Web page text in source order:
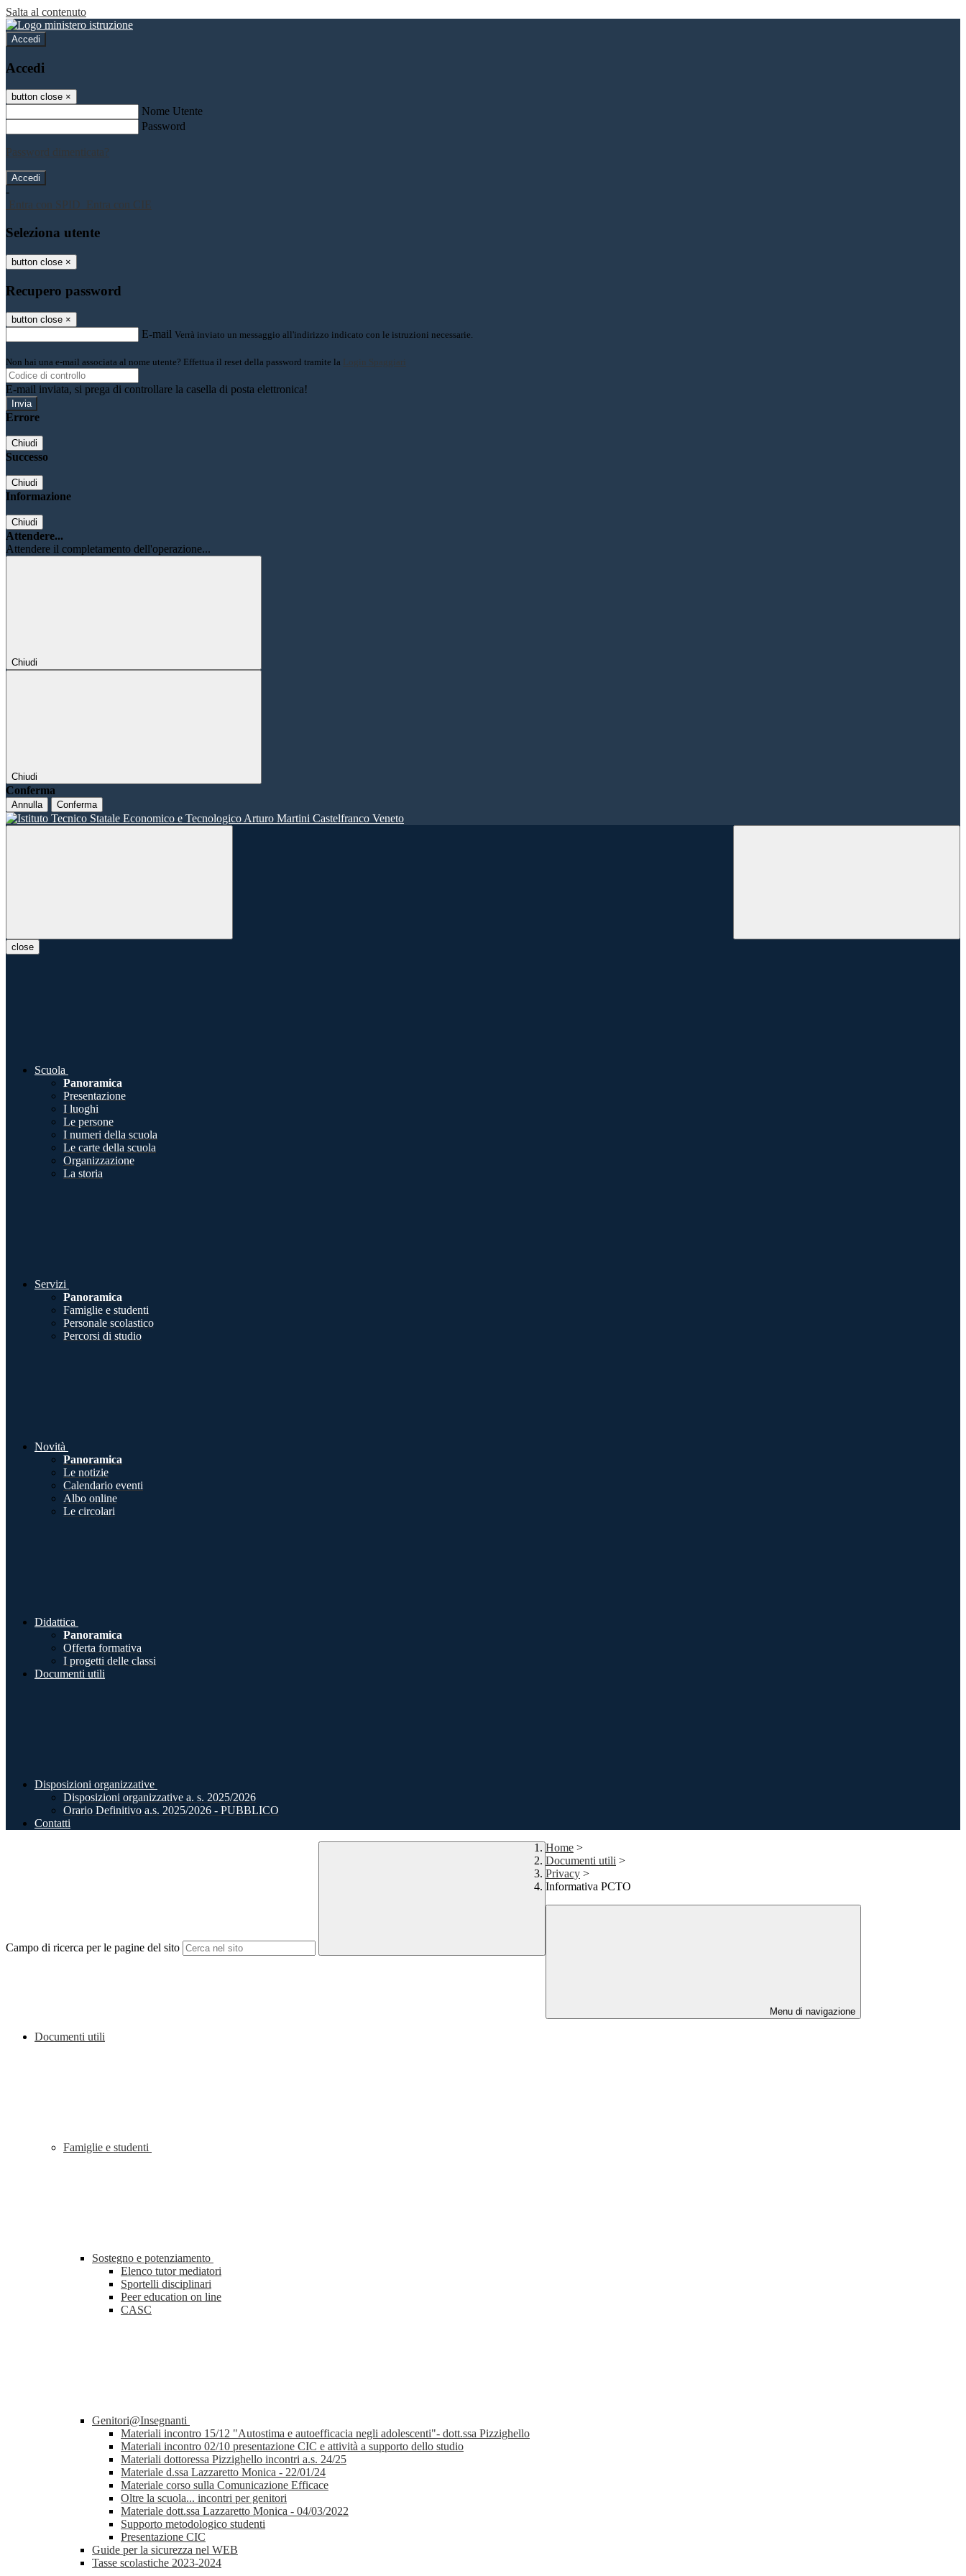
Salta al contenuto
Accedi
Accedi
button close ×
Nome Utente
Password
Password dimenticata?
-
Entra con SPID
Entra con CIE
Seleziona utente
button close ×
Recupero password
button close ×
E-mail Verrà inviato un messaggio all'indirizzo indicato con le istruzioni necessarie.
Non hai una e-mail associata al nome utente? Effettua il reset della password tramite la Login Spaggiari
E-mail inviata, si prega di controllare la casella di posta elettronica!
Errore
Chiudi
Successo
Chiudi
Informazione
Chiudi
Attendere...
Attendere il completamento dell'operazione...
Chiudi
Chiudi
Conferma
Annulla Conferma
close
Scuola
Panoramica
Presentazione
I luoghi
Le persone
I numeri della scuola
Le carte della scuola
Organizzazione
La storia
Servizi
Panoramica
Famiglie e studenti
Personale scolastico
Percorsi di studio
Novità
Panoramica
Le notizie
Calendario eventi
Albo online
Le circolari
Didattica
Panoramica
Offerta formativa
I progetti delle classi
Documenti utili
Disposizioni organizzative
Disposizioni organizzative a. s. 2025/2026
Orario Definitivo a.s. 2025/2026 - PUBBLICO
Contatti
Campo di ricerca per le pagine del sito
Home >
Documenti utili >
Privacy >
Informativa PCTO
Menu di navigazione
Documenti utili
Famiglie e studenti
Sostegno e potenziamento
Elenco tutor mediatori
Sportelli disciplinari
Peer education on line
CASC
Genitori@Insegnanti
Materiali incontro 15/12 "Autostima e autoefficacia negli adolescenti"- dott.ssa Pizzighello
Materiali incontro 02/10 presentazione CIC e attività a supporto dello studio
Materiali dottoressa Pizzighello incontri a.s. 24/25
Materiale d.ssa Lazzaretto Monica - 22/01/24
Materiale corso sulla Comunicazione Efficace
Oltre la scuola... incontri per genitori
Materiale dott.ssa Lazzaretto Monica - 04/03/2022
Supporto metodologico studenti
Presentazione CIC
Guide per la sicurezza nel WEB
Tasse scolastiche 2023-2024